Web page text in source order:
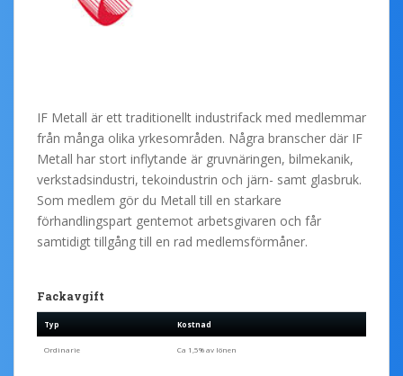
IF Metall är ett traditionellt industrifack med medlemmar
från många olika yrkesområden. Några branscher där IF
Metall har stort inflytande är gruvnäringen, bilmekanik,
verkstadsindustri, tekoindustrin och järn- samt glasbruk.
Som medlem gör du Metall till en starkare
förhandlingspart gentemot arbetsgivaren och får
samtidigt tillgång till en rad medlemsförmåner.
Fackavgift
Typ Kostnad
Ordinarie Ca 1,5% av lönen